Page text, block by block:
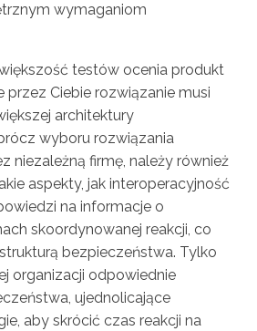
wymaganiom
testów ocenia produkt
przez Ciebie rozwiązanie musi
architektury
wyboru rozwiązania
niezależną firmę, należy również
aspekty, jak interoperacyjność
na informacje o
skoordynowanej reakcji, co
bezpieczeństwa. Tylko
organizacji odpowiednie
ujednolicające
aby skrócić czas reakcji na